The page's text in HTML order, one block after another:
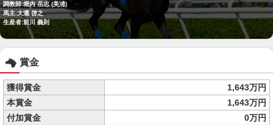
調教師:堀内 岳志 (美浦)
馬主:大瀧 啓之
生産者:前川 義則
賞金
獲得賞金
1,643万円
本賞金
1,643万円
付加賞金
0万円